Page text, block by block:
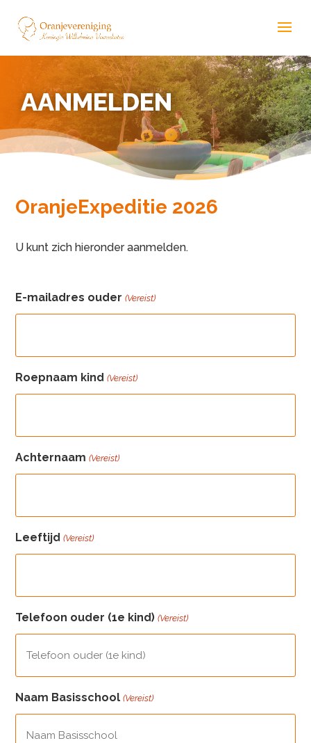
AANMELDEN
OranjeExpeditie 2026
U kunt zich hieronder aanmelden.
E-mailadres ouder (Vereist)
Roepnaam kind (Vereist)
Achternaam (Vereist)
Leeftijd (Vereist)
Telefoon ouder (1e kind) (Vereist)
Naam Basisschool (Vereist)